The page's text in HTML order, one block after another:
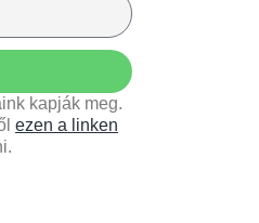
kapják meg.
ezen a linken